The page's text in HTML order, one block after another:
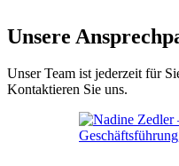
Unsere
Unser Team ist jederzeit für
Kontaktieren Sie uns.